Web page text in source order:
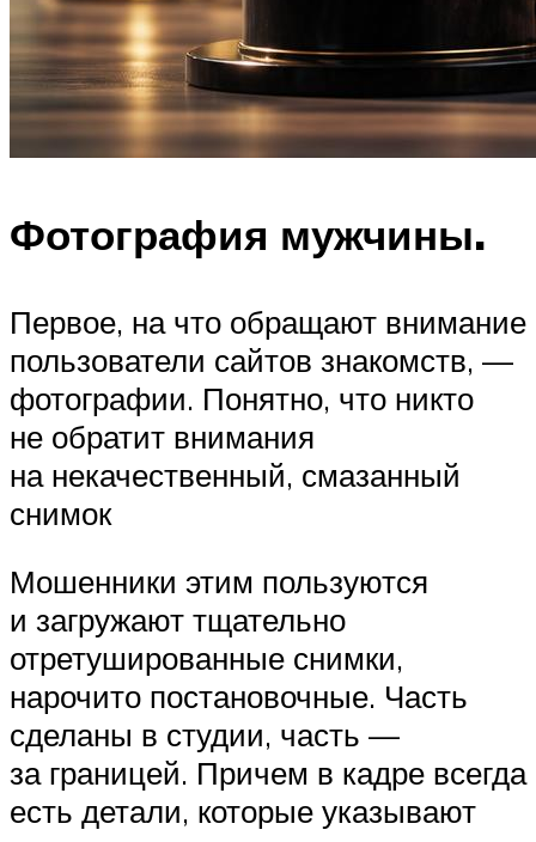
Фотография мужчины.
Первое, на что обращают внимание
пользователи сайтов знакомств, —
фотографии. Понятно, что никто
не обратит внимания
на некачественный, смазанный
снимок
Мошенники этим пользуются
и загружают тщательно
отретушированные снимки,
нарочито постановочные. Часть
сделаны в студии, часть —
за границей. Причем в кадре всегда
есть детали, которые указывают